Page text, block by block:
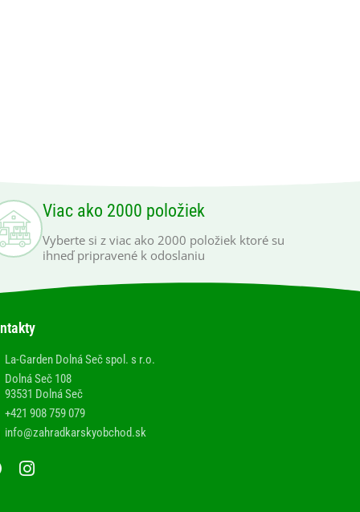
Viac ako 2000 položiek
Vyberte si z viac ako 2000 položiek ktoré su
ihneď pripravené k odoslaniu
La-Garden Dolná Seč spol. s r.o.
Dolná Seč 108
93531 Dolná Seč
+421 908 759 079
info@zahradkarskyobchod.sk
I
n